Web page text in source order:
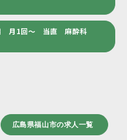
日 月1回～ 当直 麻酔科
広島県福山市の求人一覧